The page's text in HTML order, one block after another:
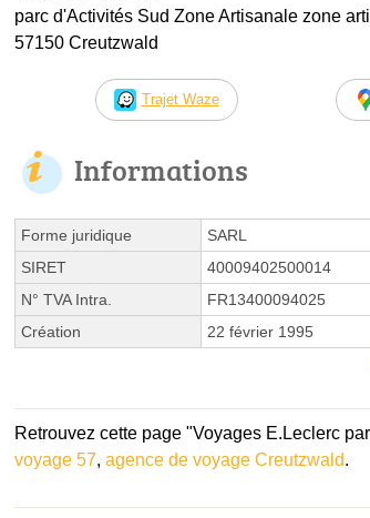
parc d'Activités Sud Zone Artisanale zone
57150 Creutzwald
Trajet Waze
Informations
Forme juridique
SARL
SIRET
40009402500014
N° TVA Intra.
FR13400094025
Création
22 février 1995
Retrouvez cette page "Voyages E.Leclerc
voyage 57, agence de voyage Creutzwald.